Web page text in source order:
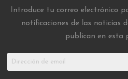
Introduce tu correo electrónico
notificaciones de las noticias
publican en esta
Dirección